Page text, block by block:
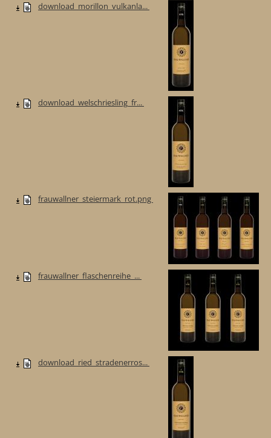
download_morillon_vulkanla...
download_welschriesling_fr...
frauwallner_steiermark_rot.png
frauwallner_flaschenreihe_...
download_ried_stradenerros...